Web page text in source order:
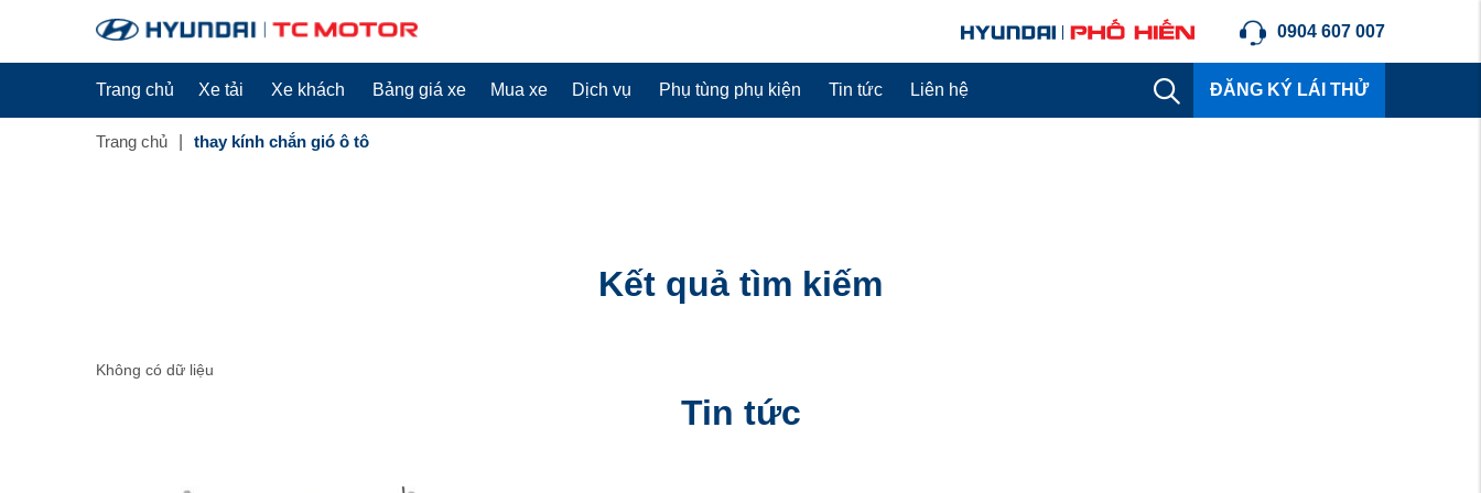
0904 607 007
Trang chủ Xe tải Xe khách Bảng giá xe Mua xe Dịch vụ Phụ tùng phụ kiện Tin tức Liên hệ ĐĂNG KÝ LÁI THỬ
Trang chủ thay kính chắn gió ô tô
Kết quả tìm kiếm
Không có dữ liệu
Tin tức